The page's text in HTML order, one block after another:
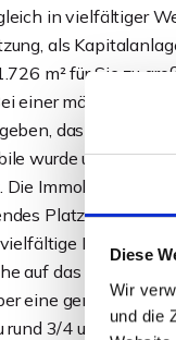
Diese
Wir
und die
in vielfältiger
als
m² für Sie zu
einer möglichen
das separate,
wurde
Die Immobilie bietet
Platzangebot.
auf das
eine
rund 3/4 unter dem